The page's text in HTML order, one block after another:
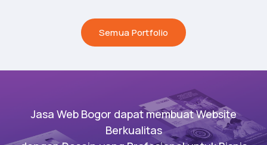
Semua Portfolio
Jasa Web Bogor dapat membuat Website
Berkualitas